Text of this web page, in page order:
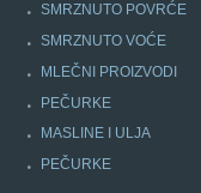
SMRZNUTO POVRĆE
SMRZNUTO VOĆE
MLEČNI PROIZVODI
PEČURKE
MASLINE I ULJA
PEČURKE